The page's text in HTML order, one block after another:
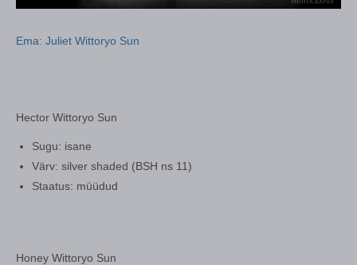
Ema: Juliet Wittoryo Sun
Hector Wittoryo Sun
Sugu: isane
Värv: silver shaded (BSH ns 11)
Staatus: müüdud
Honey Wittoryo Sun